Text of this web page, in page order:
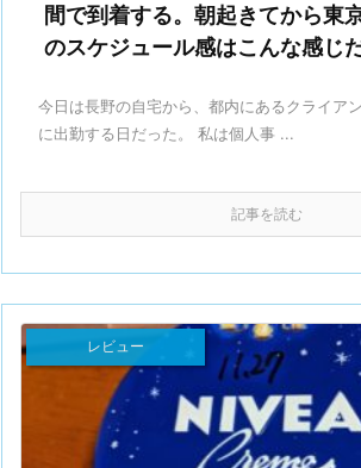
間で到着する。朝起きてから東
のスケジュール感はこんな感じだ
今日は長野の自宅から、都内にあるクライア
に出勤する日だった。 私は個人事 ...
記事を読む
レビュー